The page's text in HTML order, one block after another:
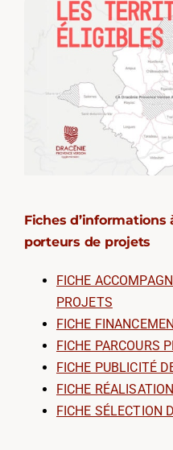
Fiches
porteurs de projets
FICHE
PROJETS
FICHE
FICHE PARCOURS
FICHE PUBLICITÉ
FICHE
FICHE SÉLECTION